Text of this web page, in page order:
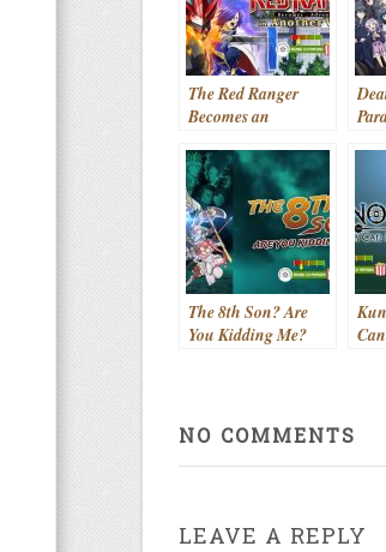
The Red Ranger
Becomes an
Another World (aka.
Sentai Red Isekai de
Boukensha ni Naru)
(2025- )
The 8th Son? Are
You Kidding Me?
NO COMMENTS
LEAVE A REPLY